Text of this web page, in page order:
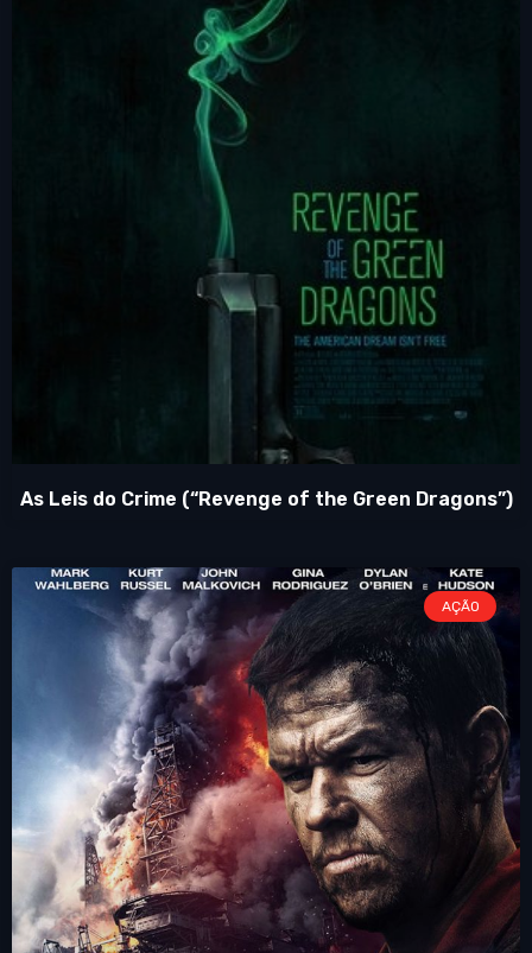
As Leis do Crime (“Revenge of the Green Dragons”)
AÇÃO